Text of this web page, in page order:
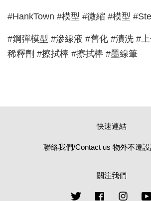
#HankTown #模型 #微縮 #模型
#鋼彈模型 #滲線液 #舊化 #漬洗 #
稀釋劑 #擦拭棒 #擦拭棒 #墨線筆
快速連結
聯絡我們/Contact us 物外不遷
關注我們
Twitter Facebook